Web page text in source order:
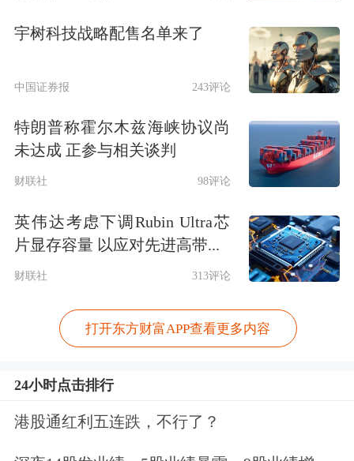
得非常疲弱，致使公司严重失控，爆发
要想有效解决类似的风险问题，除了要
求独董认真履职以外，还要从增强独董
的独立性入手，改革现有的独立董事制
度。为此，贺强建议，成立在中国证监
会指导下，能够完全独立运作的全国独
立董事协会，建立中国式、科学化、全
新的独立董事制度。
做好以下几件事情：第一，由全国独立
董事协会负责进行独董培训，建立独董
宇树科技战略配售名单来了
中国证券报 243评论
特朗普称霍尔木兹海峡协议尚
未达成 正参与相关谈判
财联社 98评论
英伟达考虑下调Rubin Ultra芯
片显存容量 以应对先进高带...
财联社 313评论
打开东方财富APP查看更多内容
24小时点击排行
港股通红利五连跌，不行了？